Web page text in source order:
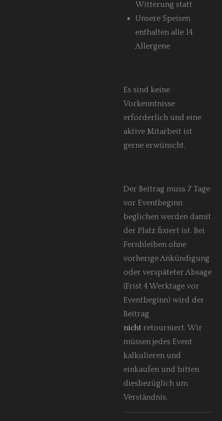
Witterung statt
Unsere Speisen
enthalten alle 14
Allergene
Es sind keine
Vorkenntnisse
erforderlich und eine
aktive Mitarbeit ist
gerne erwünscht.
Der Beitrag muss 7 Tage
vor Eventbeginn
beglichen werden damit
der Platz fixiert ist. Bei
Fernbleiben ohne
vorherige Ankündigung
oder verspäteter Absage
(Frist 4 Werktage vor
Eventbeginn) wird der
Beitrag
nicht retourniert. Wir
müssen jedes Event
kalkulieren und
einkaufen und bitten
diesbezüglich um
Verständnis.